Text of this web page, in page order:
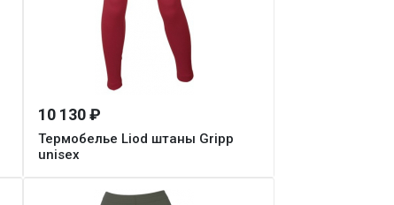
Термобелье Liod штаны Gripp
unisex
10 130 ₽